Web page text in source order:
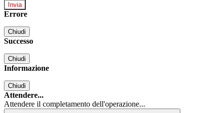
Errore
Chiudi
Successo
Chiudi
Informazione
Chiudi
Attendere...
Attendere il completamento dell'operazione...